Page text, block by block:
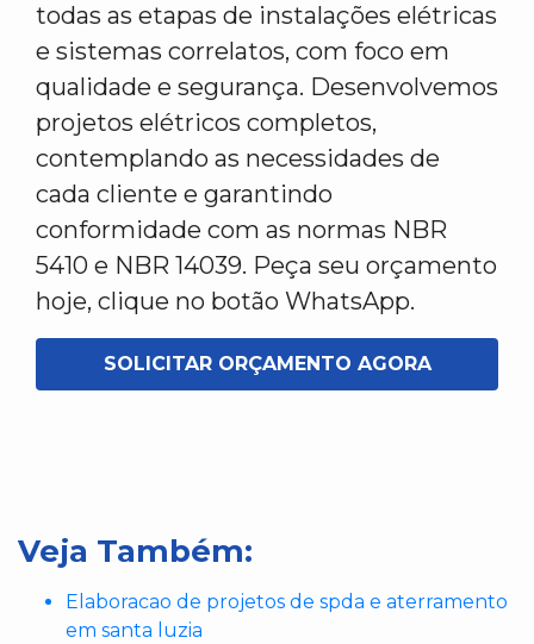
todas as etapas de instalações elétricas
e sistemas correlatos, com foco em
qualidade e segurança. Desenvolvemos
projetos elétricos completos,
contemplando as necessidades de
cada cliente e garantindo
conformidade com as normas NBR
5410 e NBR 14039. Peça seu orçamento
hoje, clique no botão WhatsApp.
SOLICITAR ORÇAMENTO AGORA
Veja Também:
Elaboracao de projetos de spda e aterramento
em santa luzia